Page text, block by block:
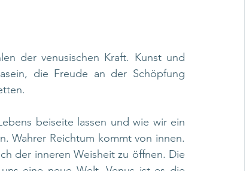
der venusischen Kraft. Kunst und
die Freude an der Schöpfung
beiseite lassen und wie wir ein
Wahrer Reichtum kommt von innen.
der inneren Weisheit zu öffnen. Die